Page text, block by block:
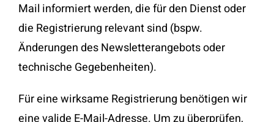
Mail informiert werden, die für den Dienst oder
die Registrierung relevant sind (bspw.
Änderungen des Newsletterangebots oder
technische Gegebenheiten).
Für eine wirksame Registrierung benötigen wir